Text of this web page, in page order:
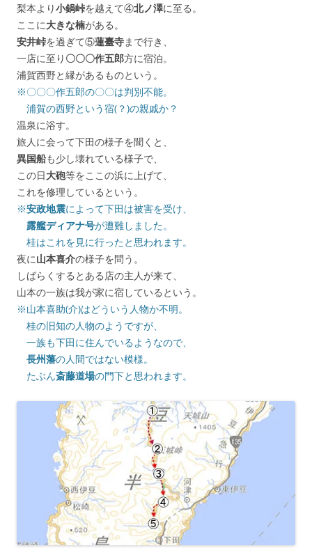
梨本より小鍋峠を越えて④北ノ澤に至る。
ここに大きな楠がある。
安井峠を過ぎて⑤蓮臺寺まで行き、
一店に至り 〇〇〇作五郎方に宿泊。
浦賀西野と縁があるものという。
※〇〇〇作五郎の〇〇は判別不能。
浦賀の西野という宿(？)の親戚か？
温泉に浴す。
旅人に会って下田の様子を聞くと、
異国船も少し壊れている様子で、
この日大砲等をここの浜に上げて、
これを修理しているという。
※安政地震によって下田は被害を受け、
露艦ディアナ号が遭難しました。
桂はこれを見に行ったと思われます。
夜に山本喜介の様子を問う。
しばらくするとある店の主人が来て、
山本の一族は我が家に宿しているという。
※山本喜助(介)はどういう人物か不明。
桂の旧知の人物のようですが、
一族も下田に住んでいるようなので、
長州藩の人間ではない模様。
たぶん斎藤道場の門下と思われます。